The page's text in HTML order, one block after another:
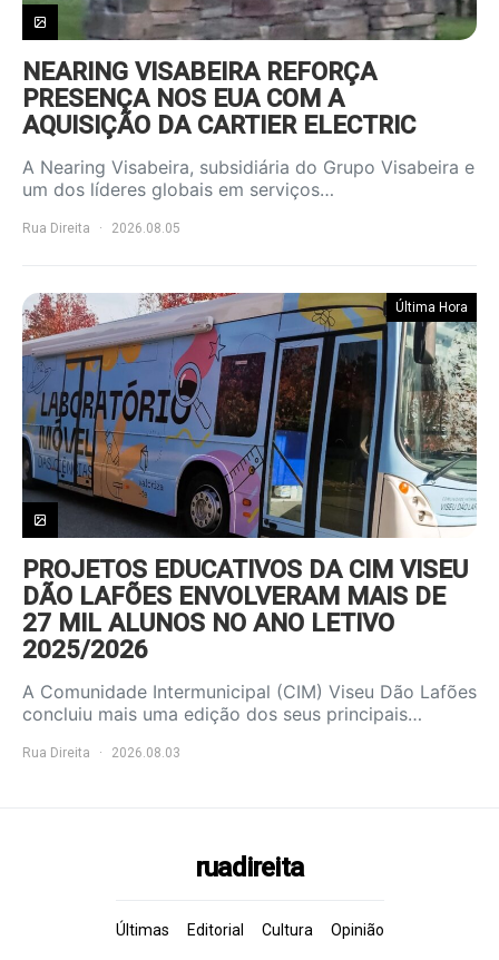
NEARING VISABEIRA REFORÇA
PRESENÇA NOS EUA COM A
AQUISIÇÃO DA CARTIER ELECTRIC
A Nearing Visabeira, subsidiária do Grupo Visabeira e
um dos líderes globais em serviços…
Rua Direita 2026.08.05
Última Hora
PROJETOS EDUCATIVOS DA CIM VISEU
DÃO LAFÕES ENVOLVERAM MAIS DE
27 MIL ALUNOS NO ANO LETIVO
2025/2026
A Comunidade Intermunicipal (CIM) Viseu Dão Lafões
concluiu mais uma edição dos seus principais…
Rua Direita 2026.08.03
ruadireita
Últimas Editorial Cultura Opinião